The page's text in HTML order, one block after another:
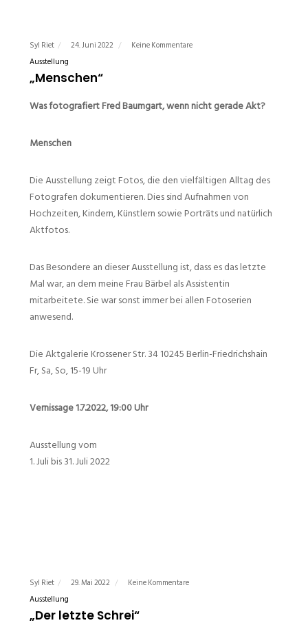
Syl Riet 24. Juni 2022
Keine Kommentare
Ausstellung
„Menschen“
Was fotografiert Fred Baumgart, wenn nicht gerade Akt?
Menschen
Die Ausstellung zeigt Fotos, die den vielfältigen Alltag des
Fotografen dokumentieren. Dies sind Aufnahmen von
Hochzeiten, Kindern, Künstlern sowie Porträts und natürlich
Aktfotos.
Das Besondere an dieser Ausstellung ist, dass es das letzte
Mal war, an dem meine Frau Bärbel als Assistentin
mitarbeitete. Sie war sonst immer bei allen Fotoserien
anwesend.
Die Aktgalerie Krossener Str. 34 10245 Berlin-Friedrichshain
Fr, Sa, So, 15-19 Uhr
Vernissage 1.7.2022, 19:00 Uhr
Ausstellung vom
1. Juli bis 31. Juli 2022
Syl Riet 29. Mai 2022
Keine Kommentare
Ausstellung
„Der letzte Schrei“